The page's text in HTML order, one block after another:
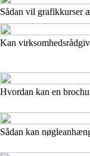
Sådan vil grafikkurser
Kan
Hvordan kan en
Sådan kan